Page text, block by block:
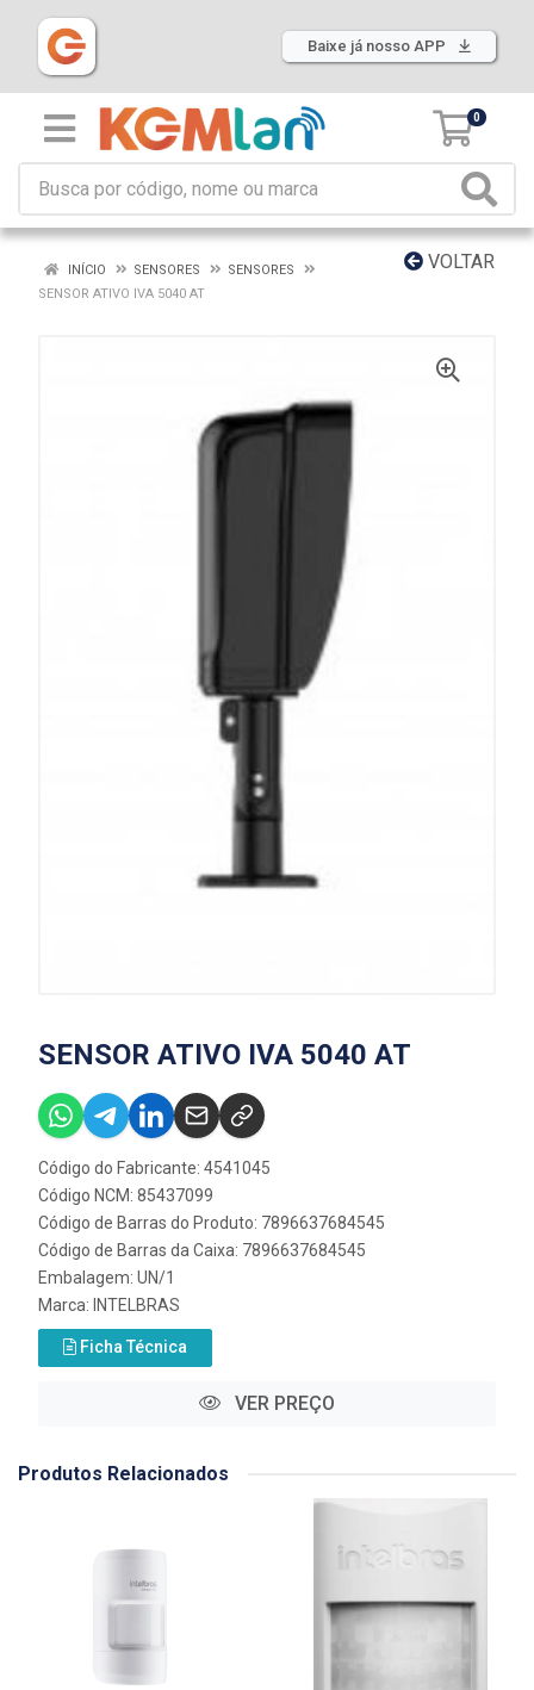
Baixe já nosso APP
0
VOLTAR
INÍCIO SENSORES
SENSORES
SENSOR ATIVO IVA 5040 AT
SENSOR ATIVO IVA 5040 AT
Código do Fabricante: 4541045
Código NCM: 85437099
Código de Barras do Produto: 7896637684545
Código de Barras da Caixa: 7896637684545
Embalagem: UN/1
Marca: INTELBRAS
Ficha Técnica
VER PREÇO
Produtos Relacionados